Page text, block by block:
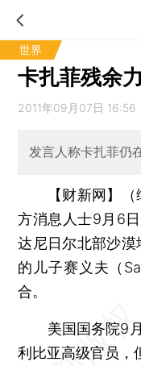
世界
卡扎菲残余
2011年09月07日 16:56
发言人称卡扎菲仍
【财新网】
方消息人士9月6
达尼日尔北部沙
的儿子赛义夫（
合。
美国国务院9月
利比亚高级官员，